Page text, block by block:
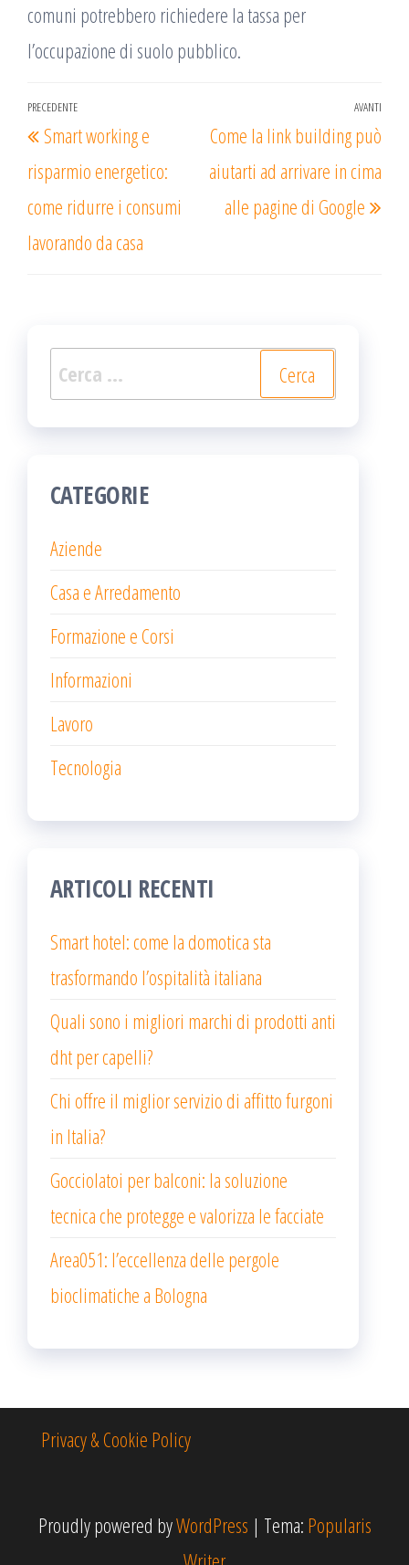
comuni potrebbero richiedere la tassa per
l’occupazione di suolo pubblico.
Navigazione
articoli
Articolo
precedente
PRECEDENTE
Smart working e
risparmio energetico:
come ridurre i consumi
lavorando da casa
AVANTI
Come la link building può
aiutarti ad arrivare in cima
alle pagine di Google
Ricerca
per:
CATEGORIE
Aziende
Casa e Arredamento
Formazione e Corsi
Informazioni
Lavoro
Tecnologia
ARTICOLI RECENTI
Smart hotel: come la domotica sta
trasformando l’ospitalità italiana
Quali sono i migliori marchi di prodotti anti
dht per capelli?
Chi offre il miglior servizio di affitto furgoni
in Italia?
Gocciolatoi per balconi: la soluzione
tecnica che protegge e valorizza le facciate
Area051: l’eccellenza delle pergole
bioclimatiche a Bologna
Privacy & Cookie Policy
Proudly powered byWordPress | Tema: Popularis